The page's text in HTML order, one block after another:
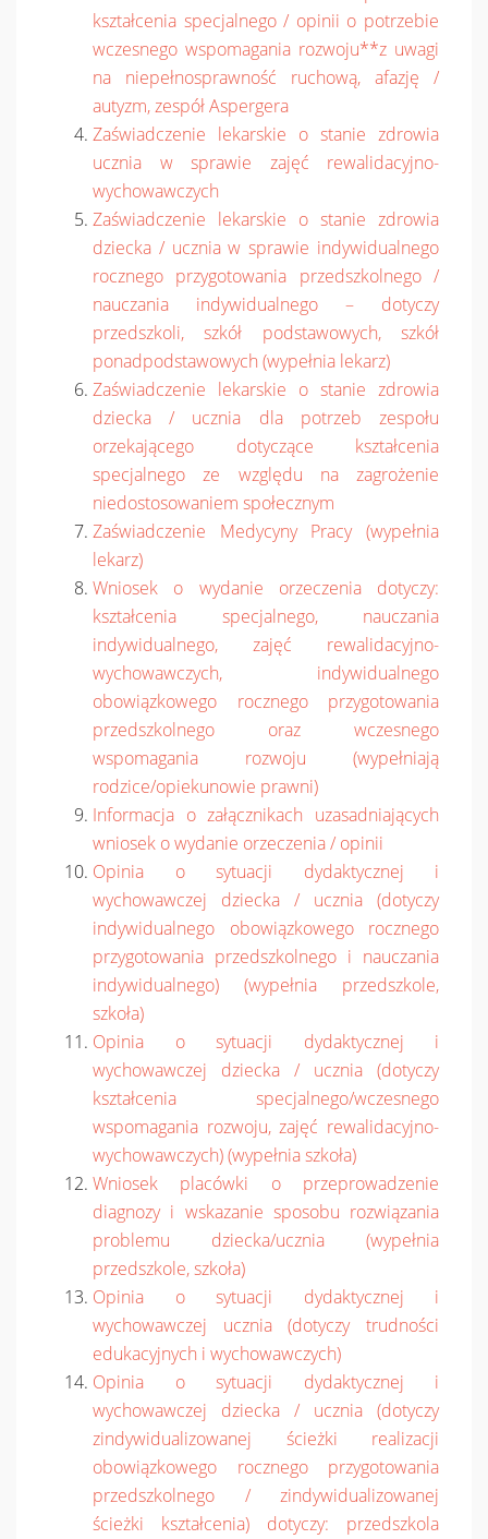
kształcenia specjalnego / opinii o potrzebie
wczesnego wspomagania rozwoju**z uwagi
na niepełnosprawność ruchową, afazję /
autyzm, zespół Aspergera
Zaświadczenie lekarskie o stanie zdrowia
ucznia w sprawie zajęć rewalidacyjno-
wychowawczych
Zaświadczenie lekarskie o stanie zdrowia
dziecka / ucznia w sprawie indywidualnego
rocznego przygotowania przedszkolnego /
nauczania indywidualnego – dotyczy
przedszkoli, szkół podstawowych, szkół
ponadpodstawowych (wypełnia lekarz)
Zaświadczenie lekarskie o stanie zdrowia
dziecka / ucznia dla potrzeb zespołu
orzekającego dotyczące kształcenia
specjalnego ze względu na zagrożenie
niedostosowaniem społecznym
Zaświadczenie Medycyny Pracy (wypełnia
lekarz)
Wniosek o wydanie orzeczenia dotyczy:
kształcenia specjalnego, nauczania
indywidualnego, zajęć rewalidacyjno-
wychowawczych, indywidualnego
obowiązkowego rocznego przygotowania
przedszkolnego oraz wczesnego
wspomagania rozwoju (wypełniają
rodzice/opiekunowie prawni)
Informacja o załącznikach uzasadniających
wniosek o wydanie orzeczenia / opinii
Opinia o sytuacji dydaktycznej i
wychowawczej dziecka / ucznia (dotyczy
indywidualnego obowiązkowego rocznego
przygotowania przedszkolnego i nauczania
indywidualnego) (wypełnia przedszkole,
szkoła)
Opinia o sytuacji dydaktycznej i
wychowawczej dziecka / ucznia (dotyczy
kształcenia specjalnego/wczesnego
wspomagania rozwoju, zajęć rewalidacyjno-
wychowawczych) (wypełnia szkoła)
Wniosek placówki o przeprowadzenie
diagnozy i wskazanie sposobu rozwiązania
problemu dziecka/ucznia (wypełnia
przedszkole, szkoła)
Opinia o sytuacji dydaktycznej i
wychowawczej ucznia (dotyczy trudności
edukacyjnych i wychowawczych)
Opinia o sytuacji dydaktycznej i
wychowawczej dziecka / ucznia (dotyczy
zindywidualizowanej ścieżki realizacji
obowiązkowego rocznego przygotowania
przedszkolnego / zindywidualizowanej
ścieżki kształcenia) dotyczy: przedszkola